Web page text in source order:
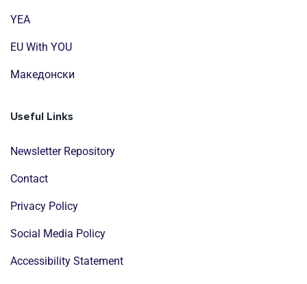
YEA
EU With YOU
Mакедонски
Useful Links
Newsletter Repository
Contact
Privacy Policy
Social Media Policy
Accessibility Statement